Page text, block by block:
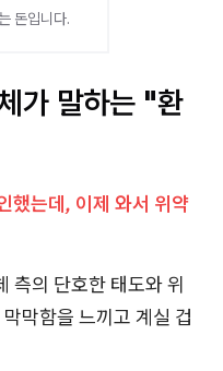
돈입니다.
가 말하는 "환
했는데, 이제 와서 위약
측의 단호한 태도와 위
막함을 느끼고 계실 겁